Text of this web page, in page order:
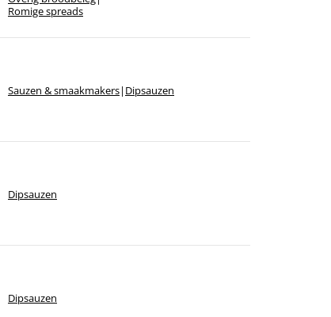
Romige spreads
Sauzen & smaakmakers| Dipsauzen
Dipsauzen
Dipsauzen